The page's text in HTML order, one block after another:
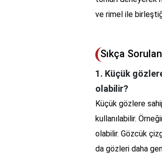
ve rimel ile
Sıkça
1. Küçük
olabilir?
Küçük gözlere
kullanılabilir.
olabilir. Gözcük
da gözleri daha